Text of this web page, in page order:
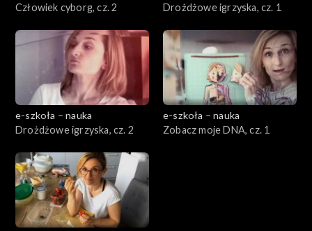
Człowiek cyborg, cz. 2
Drożdżowe igrzyska, cz. 1
e-szkoła – nauka
Drożdżowe igrzyska, cz. 2
e-szkoła – nauka
Zobacz moje DNA, cz. 1